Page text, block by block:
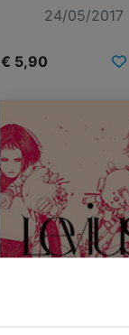
24/05/2017
€ 5,90